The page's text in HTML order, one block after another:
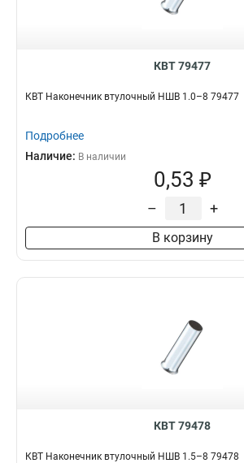
КВТ 79477
КВТ Наконечник втулочный НШВ 1.0–8 79477
Подробнее
Наличие: В наличии
0,53 ₽
– +
В корзину
КВТ 79478
КВТ Наконечник втулочный НШВ 1.5–8 79478